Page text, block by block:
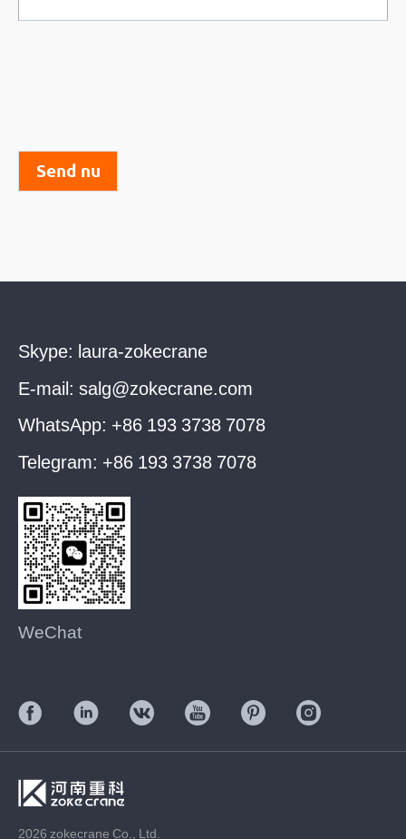
Send nu
Skype: laura-zokecrane
E-mail: salg@zokecrane.com
WhatsApp: +86 193 3738 7078
Telegram: +86 193 3738 7078
WeChat
2026 zokecrane Co., Ltd.